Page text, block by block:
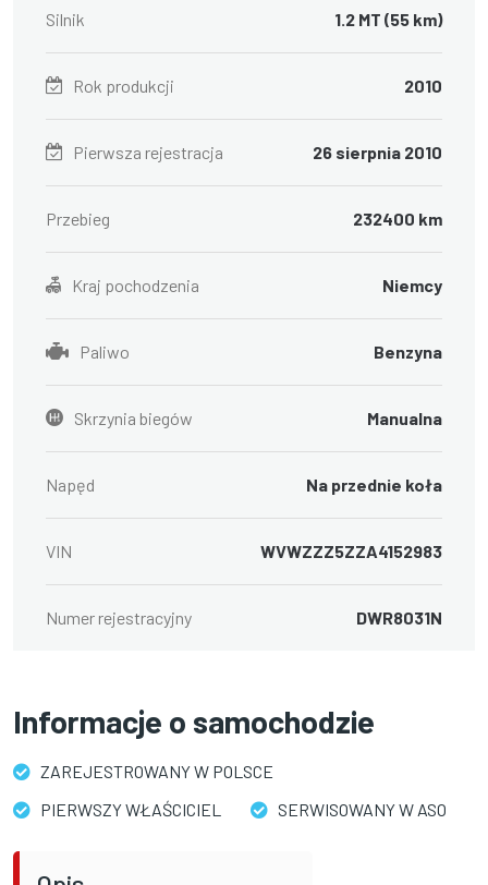
Silnik 1.2 MT (55 km)
Rok produkcji 2010
Pierwsza rejestracja 26 sierpnia 2010
Przebieg 232400 km
Kraj pochodzenia Niemcy
Paliwo Benzyna
Skrzynia biegów Manualna
Napęd Na przednie koła
VIN WVWZZZ5ZZA4152983
Numer rejestracyjny DWR8031N
Informacje o samochodzie
ZAREJESTROWANY W POLSCE
PIERWSZY WŁAŚCICIEL
SERWISOWANY W ASO